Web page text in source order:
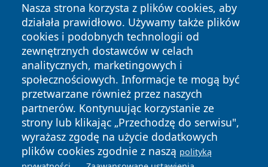
Nasza strona korzysta z plików cookies, aby
działała prawidłowo. Używamy także plików
cookies i podobnych technologii od
zewnętrznych dostawców w celach
analitycznych, marketingowych i
społecznościowych. Informacje te mogą być
przetwarzane również przez naszych
partnerów. Kontynuując korzystanie ze
strony lub klikając „Przechodzę do serwisu",
wyrażasz zgodę na użycie dodatkowych
plików cookies zgodnie z naszą polityką
Copyright © 2026 elblagonline.pl Wszystkie prawa
zastrzeżone.
News Autorzy
Polityka
Prywatności
Polityka
Cookies